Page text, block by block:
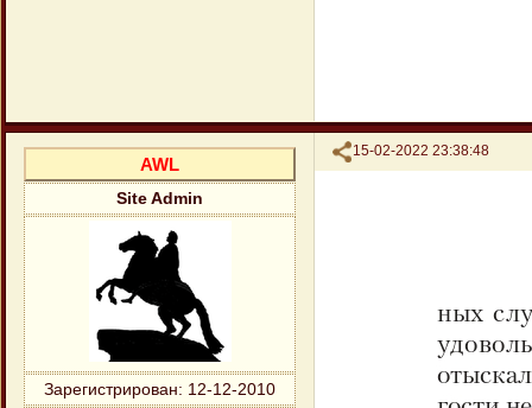
Поделиться
15-02-2022 23:38:48
AWL
Site Admin
Зарегистрирован: 12-12-2010